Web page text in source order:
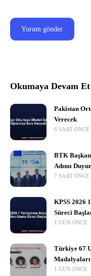
Okumaya Devam Et
Pakistan
Verecek
6 SAAT ÖNCE
BTK
Adımı
7 SAAT ÖNCE
KPSS 2026
Süreci
1 GÜN ÖNCE
Türkiye 67
Madalyaları
1 GÜN ÖNCE